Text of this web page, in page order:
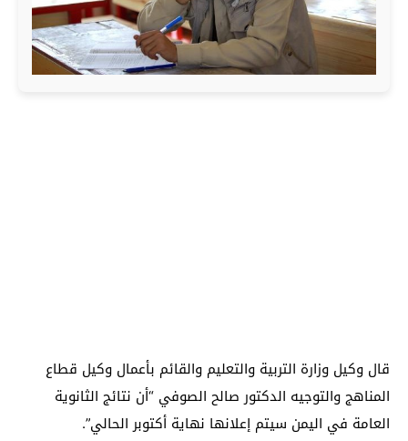
قال وكيل وزارة التربية والتعليم والقائم بأعمال وكيل قطاع
المناهج والتوجيه الدكتور صالح الصوفي “أن نتائج الثانوية
العامة في اليمن سيتم إعلانها نهاية أكتوبر الحالي”.